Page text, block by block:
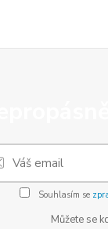
Souhlasím se
Můžete se